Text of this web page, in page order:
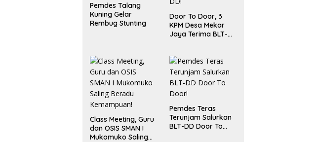
Pemdes Talang
Kuning Gelar
Rembug Stunting
Door To Door, 3
KPM Desa Mekar
Jaya Terima BLT-
Class Meeting, Guru
dan OSIS SMAN I
Mukomuko Saling
Pemdes Teras
Terunjam Salurkan
BLT-DD Door To